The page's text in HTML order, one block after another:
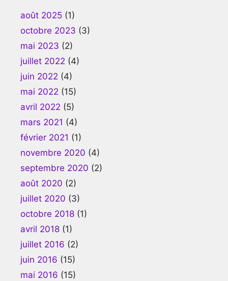
août 2025 (1)
octobre 2023 (3)
mai 2023 (2)
juillet 2022 (4)
juin 2022 (4)
mai 2022 (15)
avril 2022 (5)
mars 2021 (4)
février 2021 (1)
novembre 2020 (4)
septembre 2020 (2)
août 2020 (2)
juillet 2020 (3)
octobre 2018 (1)
avril 2018 (1)
juillet 2016 (2)
juin 2016 (15)
mai 2016 (15)